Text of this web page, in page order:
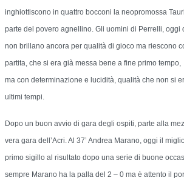
inghiottiscono in quattro bocconi la neopromossa
parte del povero agnellino. Gli uomini di Perrelli, oggi
non brillano ancora per qualità di gioco ma riescono
partita, che si era già messa bene a fine primo
ma con determinazione e lucidità, qualità che non si
ultimi tempi.
Dopo un buon avvio di gara degli ospiti, parte alla
vera gara dell’Acri. Al 37’ Andrea Marano, oggi il
primo sigillo al risultato dopo una serie di buone
sempre Marano ha la palla del 2 – 0 ma è attento il